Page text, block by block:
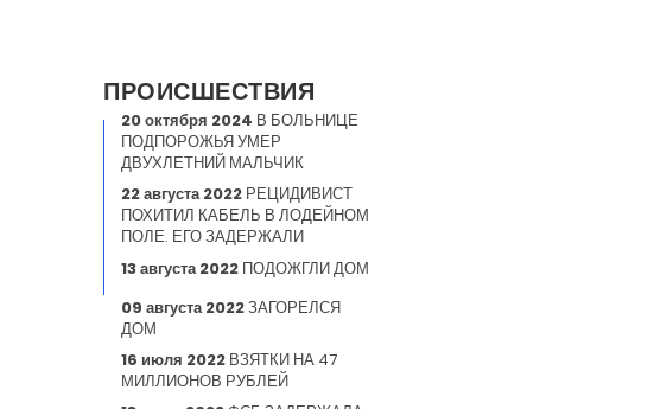
ПРОИСШЕСТВИЯ
20 октября 2024 В БОЛЬНИЦЕ
ПОДПОРОЖЬЯ УМЕР
ДВУХЛЕТНИЙ МАЛЬЧИК
22 августа 2022 РЕЦИДИВИСТ
ПОХИТИЛ КАБЕЛЬ В ЛОДЕЙНОМ
ПОЛЕ. ЕГО ЗАДЕРЖАЛИ
13 августа 2022 ПОДОЖГЛИ ДОМ
09 августа 2022ЗАГОРЕЛСЯ
ДОМ
16 июля 2022 ВЗЯТКИ НА 47
МИЛЛИОНОВ РУБЛЕЙ